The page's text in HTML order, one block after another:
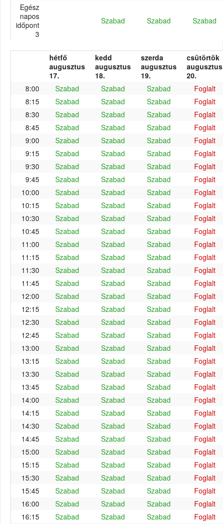
Egész
napos
időpont
3
Szabad Szabad Szabad
hétfő
augusztus
17.
kedd
augusztus
18.
szerda
augusztus
19.
csütörtök
augusztus
20.
8:00
Szabad Szabad Szabad
Foglalt
8:15
Szabad Szabad Szabad
Foglalt
8:30
Szabad Szabad Szabad
Foglalt
8:45
Szabad Szabad Szabad
Foglalt
9:00
Szabad Szabad Szabad
Foglalt
9:15
Szabad Szabad Szabad
Foglalt
9:30
Szabad Szabad Szabad
Foglalt
9:45
Szabad Szabad Szabad
Foglalt
10:00
Szabad Szabad Szabad
Foglalt
10:15
Szabad Szabad Szabad
Foglalt
10:30
Szabad Szabad Szabad
Foglalt
10:45
Szabad Szabad Szabad
Foglalt
11:00
Szabad Szabad Szabad
Foglalt
11:15
Szabad Szabad Szabad
Foglalt
11:30
Szabad Szabad Szabad
Foglalt
11:45
Szabad Szabad Szabad
Foglalt
12:00
Szabad Szabad Szabad
Foglalt
12:15
Szabad Szabad Szabad
Foglalt
12:30
Szabad Szabad Szabad
Foglalt
12:45
Szabad Szabad Szabad
Foglalt
13:00
Szabad Szabad Szabad
Foglalt
13:15
Szabad Szabad Szabad
Foglalt
13:30
Szabad Szabad Szabad
Foglalt
13:45
Szabad Szabad Szabad
Foglalt
14:00
Szabad Szabad Szabad
Foglalt
14:15
Szabad Szabad Szabad
Foglalt
14:30
Szabad Szabad Szabad
Foglalt
14:45
Szabad Szabad Szabad
Foglalt
15:00
Szabad Szabad Szabad
Foglalt
15:15
Szabad Szabad Szabad
Foglalt
15:30
Szabad Szabad Szabad
Foglalt
15:45
Szabad Szabad Szabad
Foglalt
16:00
Szabad Szabad Szabad
Foglalt
16:15
Szabad Szabad Szabad Foglalt